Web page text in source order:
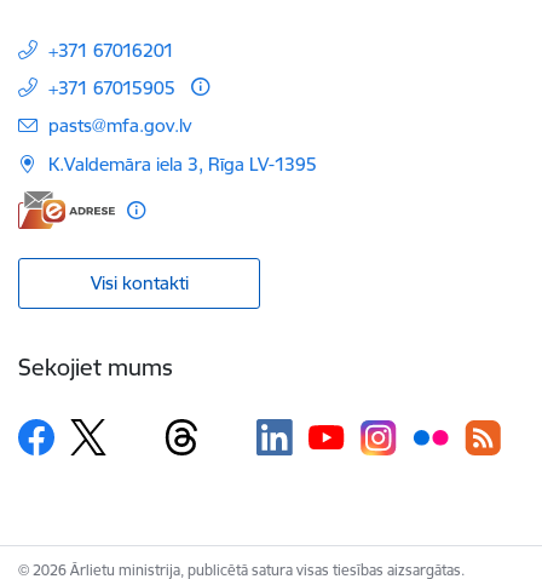
+371 67016201
+371 67015905
E-pasts:
pasts@mfa.gov.lv
K.Valdemāra iela 3, Rīga LV-1395
Visi kontakti
Sekojiet mums
© 2026 Ārlietu ministrija, publicētā satura visas tiesības aizsargātas.